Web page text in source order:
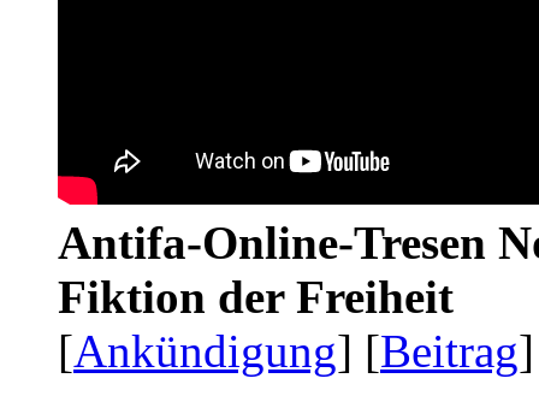
Antifa-Online-Tresen
Fiktion der Freiheit
[Ankündigung] [Beitrag